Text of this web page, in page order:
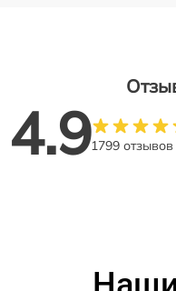
4.91799 отзывов